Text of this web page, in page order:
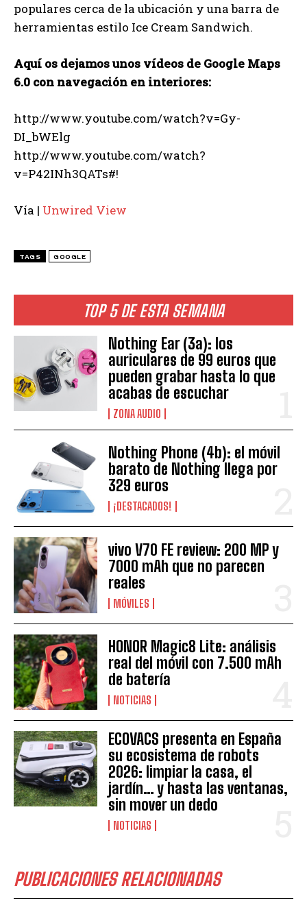
TOP 5 DE ESTA SEMANA
Nothing Ear (3a): los
auriculares de 99 euros que
pueden grabar hasta lo que
acabas de escuchar
ZONA AUDIO
Nothing Phone (4b): el móvil
barato de Nothing llega por
329 euros
¡DESTACADOS!
vivo V70 FE review: 200 MP y
7000 mAh que no parecen
reales
MÓVILES
HONOR Magic8 Lite: análisis
real del móvil con 7.500 mAh
de batería
NOTICIAS
ECOVACS presenta en España
su ecosistema de robots
2026: limpiar la casa, el
jardín… y hasta las ventanas,
sin mover un dedo
NOTICIAS
PUBLICACIONES RELACIONADAS
populares cerca de la ubicación y una barra de
herramientas estilo Ice Cream Sandwich.
Aquí os dejamos unos vídeos de Google Maps
6.0 con navegación en interiores:
http://www.youtube.com/watch?v=Gy-
DI_bWElg
http://www.youtube.com/watch?
v=P42INh3QATs#!
Vía | Unwired View
TAGS GOOGLE